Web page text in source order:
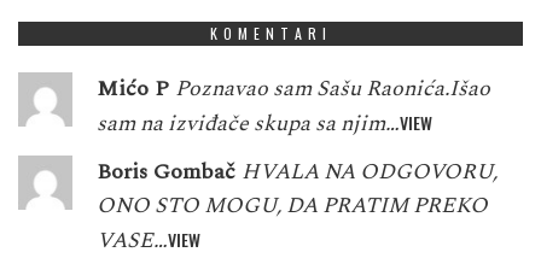
KOMENTARI
Mićo P Poznavao sam Sašu Raonića.Išao
sam na izviđače skupa sa njim…VIEW
Boris Gombač HVALA NA ODGOVORU,
ONO STO MOGU, DA PRATIM PREKO
VASE…VIEW